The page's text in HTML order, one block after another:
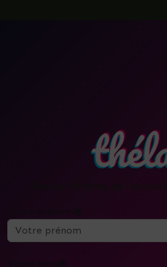
Restez informé de